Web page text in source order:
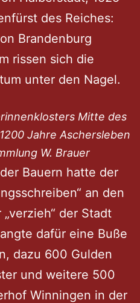
des Reiches:
Brandenburg
rissen sich die
unter den Nagel.
Mitte des
Jahre Aschersleben
W. Brauer
Bauern hatte der
an den
der Stadt
dafür eine Buße
dazu 600 Gulden
und weitere 500
Winningen in der